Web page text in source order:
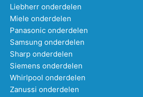
Liebherr onderdelen
Miele onderdelen
Panasonic onderdelen
Samsung onderdelen
Sharp onderdelen
Siemens onderdelen
Whirlpool onderdelen
Zanussi onderdelen